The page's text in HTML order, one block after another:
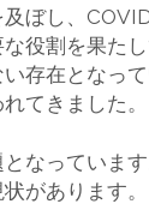
ぼし、
役割を果た
存在となっ
てきました。
なっていま
があります